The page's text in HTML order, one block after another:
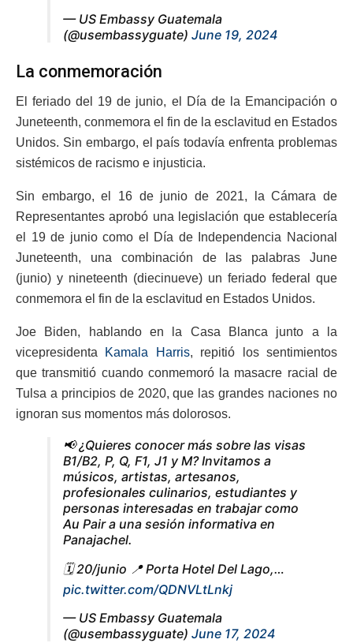
— US Embassy Guatemala
(@usembassyguate) June 19, 2024
La conmemoración
El feriado del 19 de junio, el Día de la Emancipación o
Juneteenth, conmemora el fin de la esclavitud en Estados
Unidos. Sin embargo, el país todavía enfrenta problemas
sistémicos de racismo e injusticia.
Sin embargo, el 16 de junio de 2021, la Cámara de
Representantes aprobó una legislación que establecería
el 19 de junio como el Día de Independencia Nacional
Juneteenth, una combinación de las palabras June
(junio) y nineteenth (diecinueve) un feriado federal que
conmemora el fin de la esclavitud en Estados Unidos.
Joe Biden, hablando en la Casa Blanca junto a la
vicepresidenta Kamala Harris, repitió los sentimientos
que transmitió cuando conmemoró la masacre racial de
Tulsa a principios de 2020, que las grandes naciones no
ignoran sus momentos más dolorosos.
📢 ¿Quieres conocer más sobre las visas
B1/B2, P, Q, F1, J1 y M? Invitamos a
músicos, artistas, artesanos,
profesionales culinarios, estudiantes y
personas interesadas en trabajar como
Au Pair a una sesión informativa en
Panajachel.
🗓️ 20/junio 📍 Porta Hotel Del Lago,…
pic.twitter.com/QDNVLtLnkj
— US Embassy Guatemala
(@usembassyguate) June 17, 2024